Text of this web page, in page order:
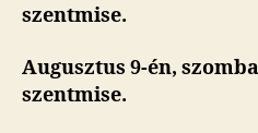
szentmise.
Augusztus 9-én,
szentmise.